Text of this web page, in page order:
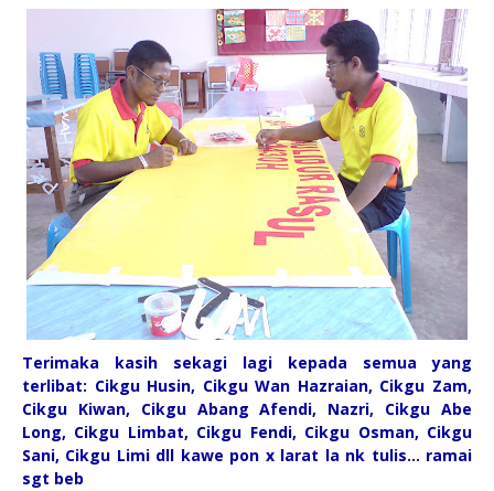
Terimaka kasih sekagi lagi kepada semua yang
terlibat: Cikgu Husin, Cikgu Wan Hazraian, Cikgu Zam,
Cikgu Kiwan, Cikgu Abang Afendi, Nazri, Cikgu Abe
Long, Cikgu Limbat, Cikgu Fendi, Cikgu Osman, Cikgu
Sani, Cikgu Limi dll kawe pon x larat la nk tulis... ramai
sgt beb